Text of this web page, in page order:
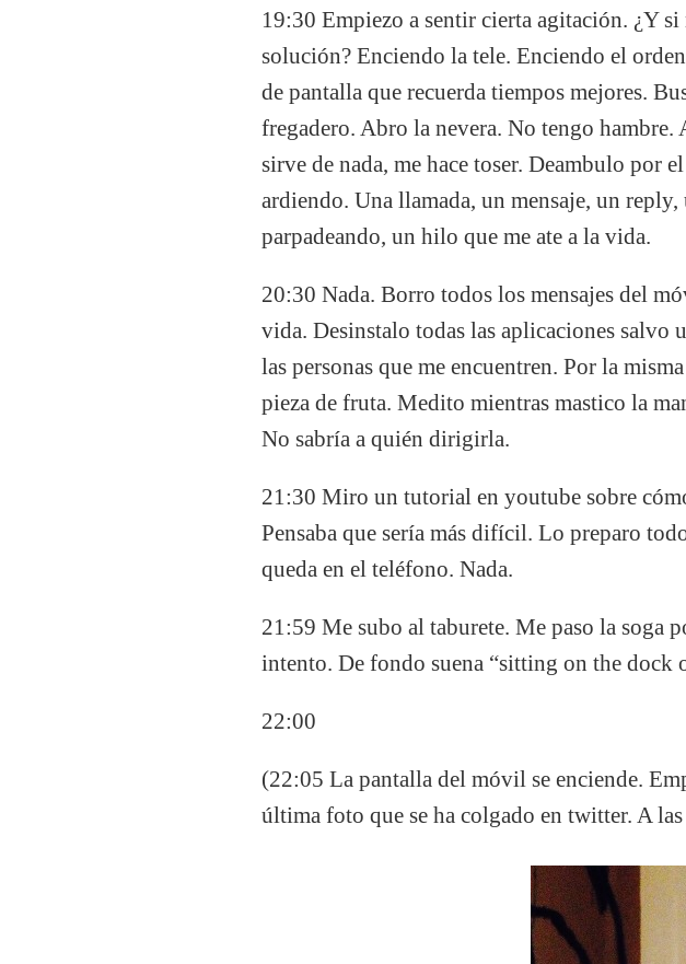
19:30 Empiezo a sentir cierta agitación. ¿Y
solución? Enciendo la tele. Enciendo el
de pantalla que recuerda tiempos mejores.
fregadero. Abro la nevera. No tengo
sirve de nada, me hace toser. Deambulo por
ardiendo. Una llamada, un mensaje, un
parpadeando, un hilo que me ate a la vida.
20:30 Nada. Borro todos los mensajes del
vida. Desinstalo todas las aplicaciones salvo
las personas que me encuentren. Por la
pieza de fruta. Medito mientras mastico la
No sabría a quién dirigirla.
21:30 Miro un tutorial en youtube sobre
Pensaba que sería más difícil. Lo preparo
queda en el teléfono. Nada.
21:59 Me subo al taburete. Me paso la soga
intento. De fondo suena “sitting on the dock
22:00
(22:05 La pantalla del móvil se enciende.
última foto que se ha colgado en twitter. A